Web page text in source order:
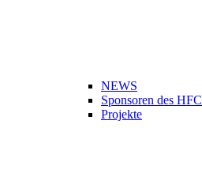
NEWS
Sponsoren des HFC
Projekte